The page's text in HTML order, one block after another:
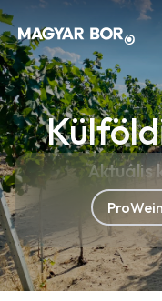
Aktuális